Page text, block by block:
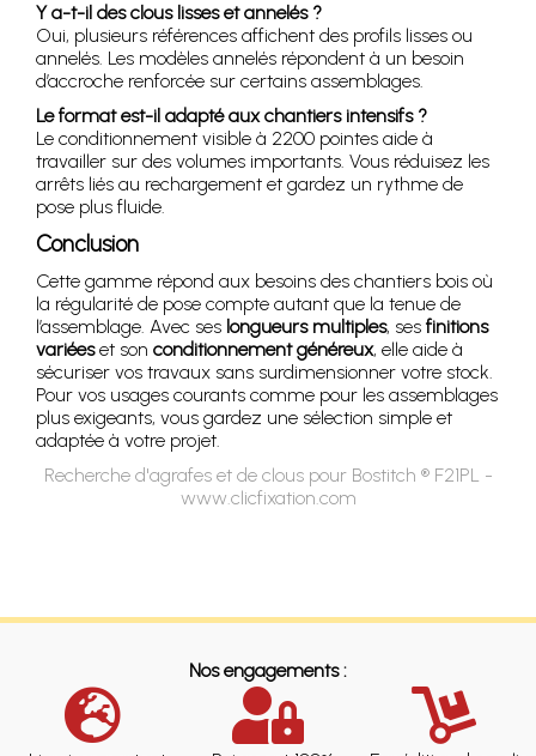
Y a-t-il des clous lisses et annelés ?
Oui, plusieurs références affichent des profils lisses ou
annelés. Les modèles annelés répondent à un besoin
d’accroche renforcée sur certains assemblages.
Le format est-il adapté aux chantiers intensifs ?
Le conditionnement visible à 2200 pointes aide à
travailler sur des volumes importants. Vous réduisez les
arrêts liés au rechargement et gardez un rythme de
pose plus fluide.
Conclusion
Cette gamme répond aux besoins des chantiers bois où
la régularité de pose compte autant que la tenue de
l’assemblage. Avec ses longueurs multiples, ses finitions
variéeset son conditionnement généreux, elle aide à
sécuriser vos travaux sans surdimensionner votre stock.
Pour vos usages courants comme pour les assemblages
plus exigeants, vous gardez une sélection simple et
adaptée à votre projet.
Recherche d'agrafes et de clous pour Bostitch ® F21PL -
www.clicfixation.com
Nos engagements :